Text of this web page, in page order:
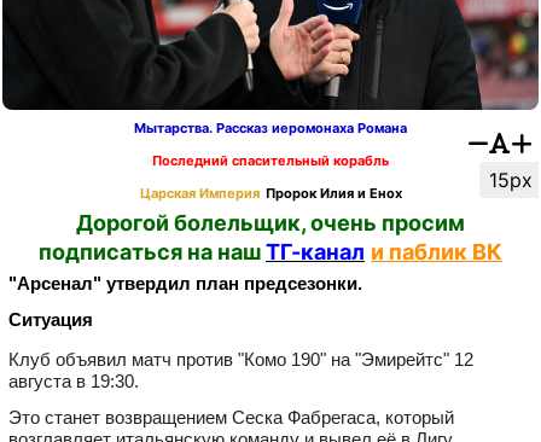
15px
Мытарства. Рассказ иеромонаха Романа
Последний спасительный корабль
Царская Империя Пророк Илия и Енох
Дорогой болельщик, очень просим
подписаться на нашТГ-канал и паблик ВК
"Арсенал" утвердил план предсезонки.
Ситуация
Клуб объявил матч против "Комо 190" на "Эмирейтс" 12
августа в 19:30.
Это станет возвращением Сеска Фабрегаса, который